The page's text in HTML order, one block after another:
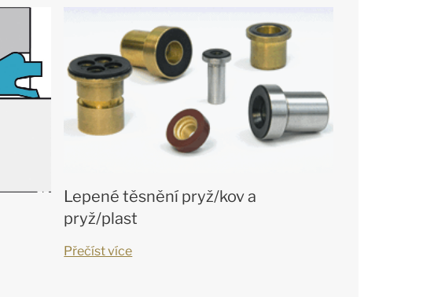
Lepené těsnění pryž/kov a
pryž/plast
Přečíst více